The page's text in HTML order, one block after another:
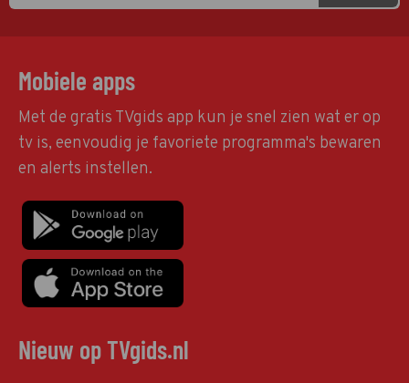
Mobiele apps
Met de gratis TVgids app kun je snel zien wat er op
tv is, eenvoudig je favoriete programma's bewaren
en alerts instellen.
Nieuw op TVgids.nl